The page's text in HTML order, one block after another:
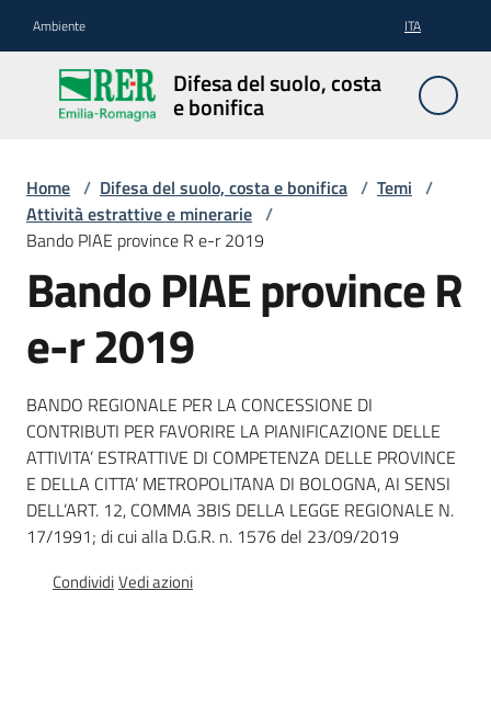
Ambiente ITA
Difesa del suolo, costa
e bonifica
Difesa
del
suolo,
bonifica
Pianificazione
e
programmazione
Temi
Documentazione
Comunicazione
Home / Difesa del suolo, costa e bonifica / Temi /
Attività estrattive e minerarie /
Bando PIAE province R e-r 2019
Bando PIAE province R
e-r 2019
BANDO REGIONALE PER LA CONCESSIONE DI
CONTRIBUTI PER FAVORIRE LA PIANIFICAZIONE DELLE
ATTIVITA’ ESTRATTIVE DI COMPETENZA DELLE PROVINCE
E DELLA CITTA’ METROPOLITANA DI BOLOGNA, AI SENSI
DELL’ART. 12, COMMA 3BIS DELLA LEGGE REGIONALE N.
17/1991; di cui alla D.G.R. n. 1576 del 23/09/2019
CondividiVedi azioni